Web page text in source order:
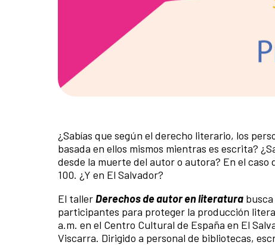
¿Sabías que según el derecho literario, los
basada en ellos mismos mientras es escrita?
desde la muerte del autor o autora? En el caso
100. ¿Y en El Salvador?
El tallerDerechos de autor en literatura
participantes para proteger la producción
a.m. en el Centro Cultural de España en El
Viscarra. Dirigido a personal de bibliotecas,